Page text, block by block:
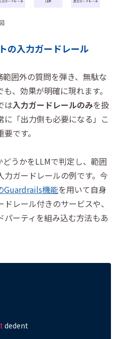
の入力ガードレール
囲外の質問を弾き、無駄な
、効果が明確に現れます。
は入力ガードレールのみを扱
に「出力側も必要になる」こ
です。
うかをLLMで判定し、範囲
ガードレールの例です。今
Guardrails機能を用いて自身
レール付きのサービスや、
パーティを組み込む方法もあ
dedent